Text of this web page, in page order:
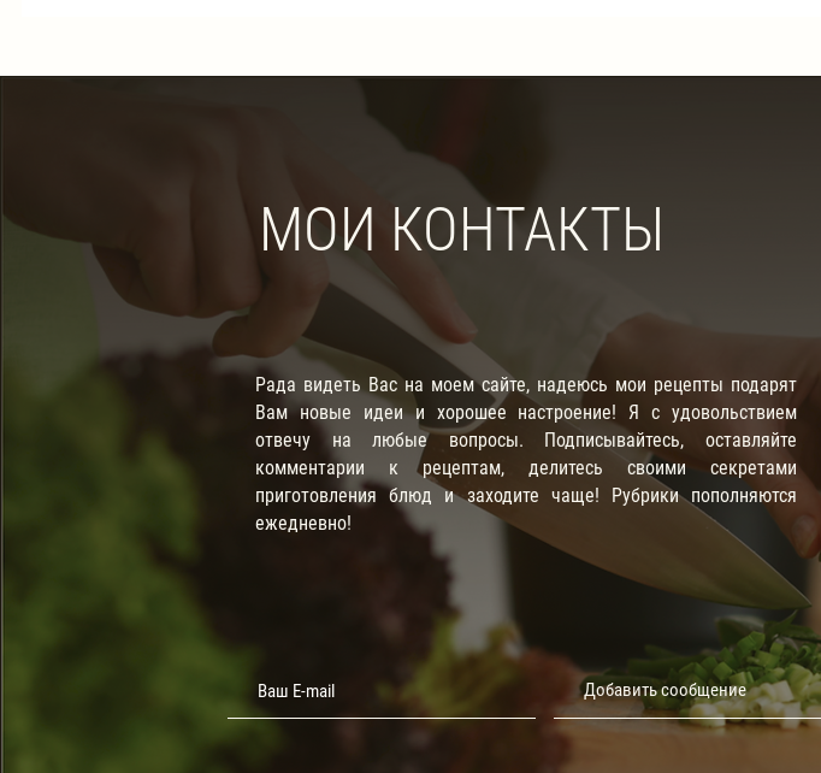
МОИ КОНТАКТЫ
Рада видеть Вас на моем сайте, надеюсь мои рецепты подарят
Вам новые идеи и хорошее настроение! Я с удовольствием
отвечу на любые вопросы. Подписывайтесь, оставляйте
комментарии к рецептам, делитесь своими секретами
приготовления блюд и заходите чаще! Рубрики пополняются
ежедневно!